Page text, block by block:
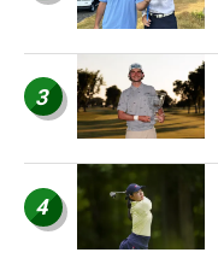
3
4